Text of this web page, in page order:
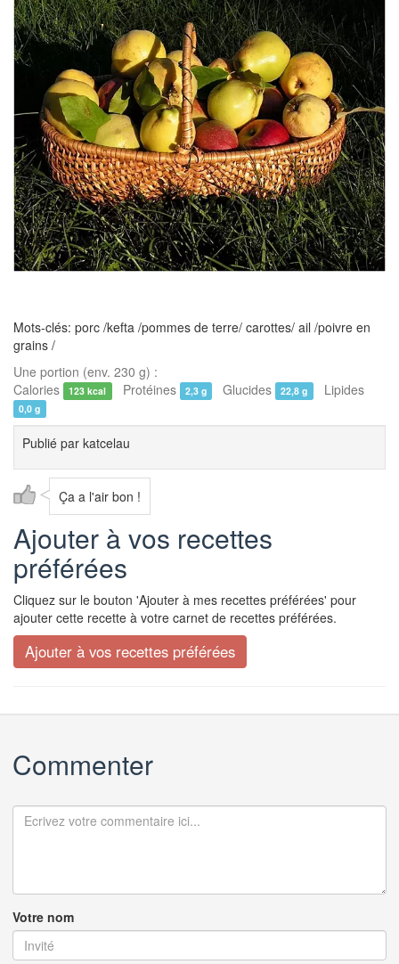
Mots-clés: porc /kefta /pommes de terre/ carottes/ ail /poivre en
grains /
Une portion (env. 230 g) :
Calories
123 kcal Protéines 2,3 g Glucides 22,8 g Lipides
0,0 g
Publié par katcelau
Ça a l'air bon !
Ajouter à vos recettes
préférées
Cliquez sur le bouton 'Ajouter à mes recettes préférées' pour
ajouter cette recette à votre carnet de recettes préférées.
Commenter
Votre nom